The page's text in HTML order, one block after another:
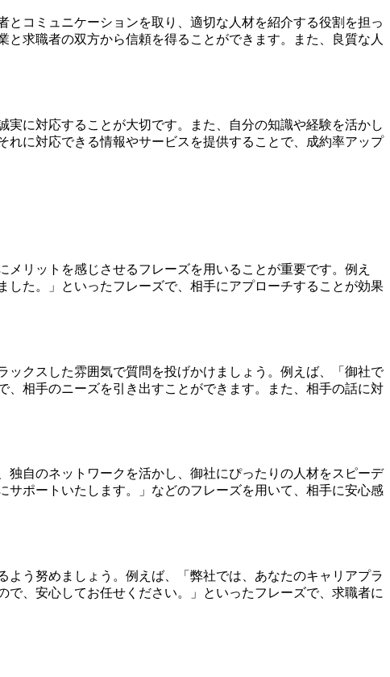
コミュニケーションを取り、適切な人材を紹介する役割を担っ
求職者の双方から信頼を得ることができます。また、良質な人
に対応することが大切です。また、自分の知識や経験を活かし
に対応できる情報やサービスを提供することで、成約率アップ
リットを感じさせるフレーズを用いることが重要です。例え
た。」といったフレーズで、相手にアプローチすることが効果
クスした雰囲気で質問を投げかけましょう。例えば、「御社で
相手のニーズを引き出すことができます。また、相手の話に対
自のネットワークを活かし、御社にぴったりの人材をスピーデ
ポートいたします。」などのフレーズを用いて、相手に安心感
う努めましょう。例えば、「弊社では、あなたのキャリアプラ
、安心してお任せください。」といったフレーズで、求職者に